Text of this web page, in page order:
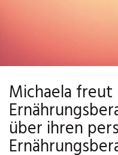
Michaela freut
über ihren